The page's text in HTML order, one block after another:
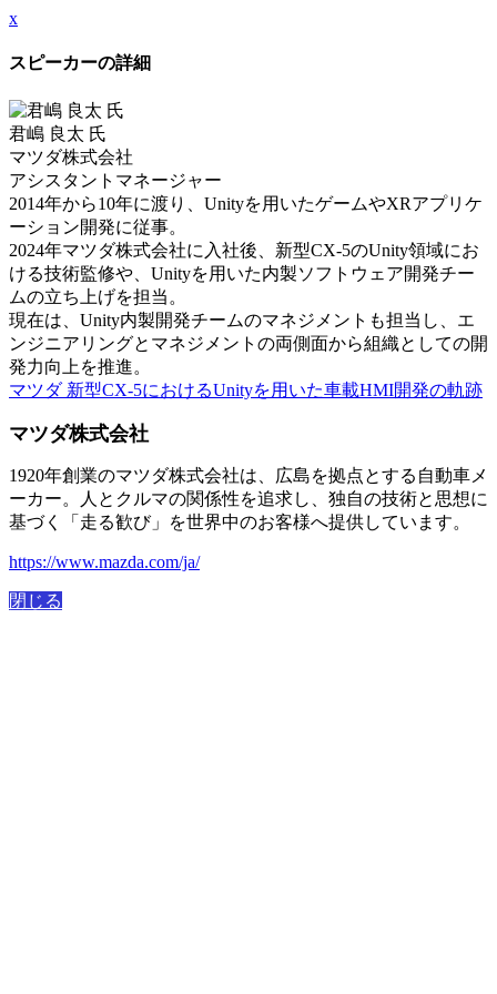
x
スピーカーの詳細
君嶋 良太 氏
マツダ株式会社
アシスタントマネージャー
2014年から10年に渡り、Unityを用いたゲームやXRアプリケ
ーション開発に従事。
2024年マツダ株式会社に入社後、新型CX-5のUnity領域にお
ける技術監修や、Unityを用いた内製ソフトウェア開発チー
ムの立ち上げを担当。
現在は、Unity内製開発チームのマネジメントも担当し、エ
ンジニアリングとマネジメントの両側面から組織としての開
発力向上を推進。
マツダ 新型CX-5におけるUnityを用いた車載HMI開発の軌跡
マツダ株式会社
1920年創業のマツダ株式会社は、広島を拠点とする自動車メ
ーカー。人とクルマの関係性を追求し、独自の技術と思想に
基づく「走る歓び」を世界中のお客様へ提供しています。
https://www.mazda.com/ja/
閉じる